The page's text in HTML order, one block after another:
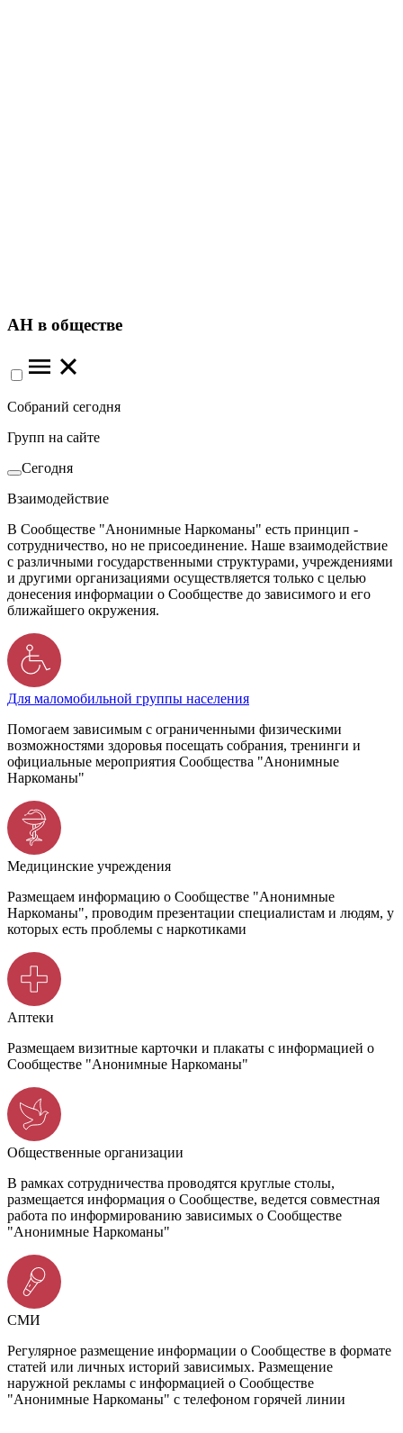
АН в обществе
Собраний сегодня
Групп на сайте
Сегодня
Взаимодействие
В Сообществе "Анонимные Наркоманы" есть принцип -
сотрудничество, но не присоединение. Наше взаимодействие
с различными государственными структурами, учреждениями
и другими организациями осуществляется только с целью
донесения информации о Сообществе до зависимого и его
ближайшего окружения.
Для маломобильной группы населения
Помогаем зависимым с ограниченными физическими
возможностями здоровья посещать собрания, тренинги и
официальные мероприятия Сообщества "Анонимные
Наркоманы"
Медицинские учреждения
Размещаем информацию о Сообществе "Анонимные
Наркоманы", проводим презентации специалистам и людям, у
которых есть проблемы с наркотиками
Аптеки
Размещаем визитные карточки и плакаты с информацией о
Сообществе "Анонимные Наркоманы"
Общественные организации
В рамках сотрудничества проводятся круглые столы,
размещается информация о Сообществе, ведется совместная
работа по информированию зависимых о Сообществе
"Анонимные Наркоманы"
СМИ
Регулярное размещение информации о Сообществе в формате
статей или личных историй зависимых. Размещение
наружной рекламы с информацией о Сообществе
"Анонимные Наркоманы" с телефоном горячей линии